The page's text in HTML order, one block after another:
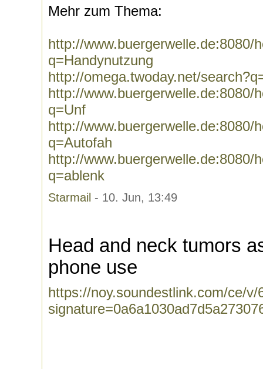
Mehr zum Thema:
http://www.buergerwelle.de:8080/
q=Handynutzung
http://omega.twoday.net/
http://www.buergerwelle.de:8080/
q=Unf
http://www.buergerwelle.de:8080/
q=Autofah
http://www.buergerwelle.de:8080/
q=ablenk
Starmail - 10. Jun, 13:49
Head and neck tumors
phone use
https://noy.soundestlink.com/ce/